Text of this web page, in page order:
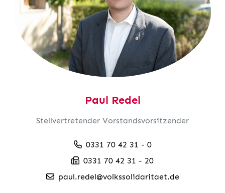
Paul Redel
Stellvertretender Vorstandsvorsitzender
0331 70 42 31 - 0
0331 70 42 31 - 20
paul.redel@volkssolidaritaet.de